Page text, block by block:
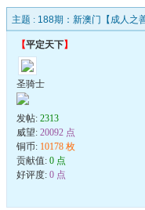
主题 : 188期：新澳门【成人之
【平定天下】
圣骑士
发帖: 2313
威望: 20092 点
铜币: 10178 枚
贡献值: 0 点
好评度: 0 点